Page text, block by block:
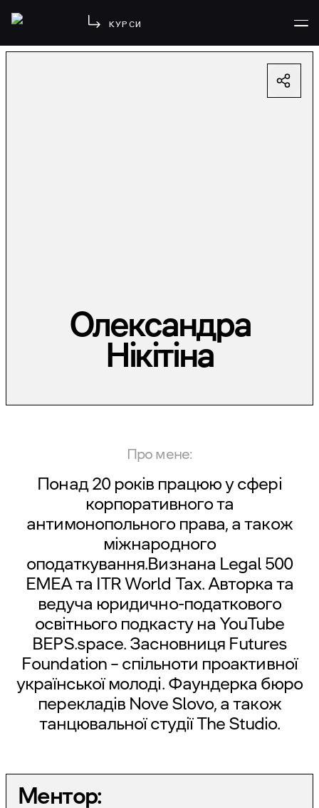
КУРСИ
Олександра
Нікітіна
Про мене:
Понад 20 років працюю у сфері
корпоративного та
антимонопольного права, а також
міжнародного
оподаткування.Визнана Legal 500
EMEA та ITR World Tax. Авторка та
ведуча юридично-податкового
освітнього подкасту на YouTube
BEPS.space. Засновниця Futures
Foundation – спільноти проактивної
української молоді. Фаундерка бюро
перекладів Nove Slovo, а також
танцювальної студії The Studio.
Ментор: